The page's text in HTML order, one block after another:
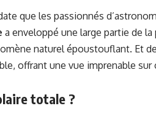
que les passionnés
a enveloppé une large partie de
naturel époustouflant. Et
offrant une vue imprenable sur
totale ?